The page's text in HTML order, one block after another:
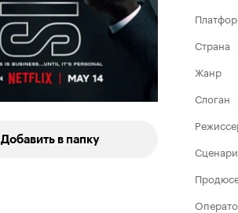
Добавить в папку
Страна
Жанр
Слоган